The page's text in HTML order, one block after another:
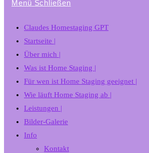
Menü Schließen
Claudes Homestaging GPT
Startseite |
Über mich |
Was ist Home Staging |
Für wen ist Home Staging geeignet |
Wie läuft Home Staging ab |
Leistungen |
Bilder-Galerie
Info
Kontakt